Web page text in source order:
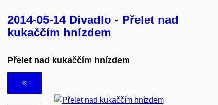
2014-05-14 Divadlo - Přelet nad
kukaččím hnízdem
Přelet nad kukaččím hnízdem